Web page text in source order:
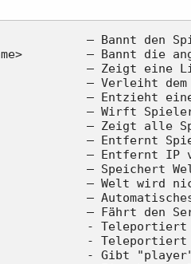
– Bannt den
– Bannt die
– Zeigt eine Liste
– Verleiht dem
– Entzieht einem
– Wirft Spieler
– Zeigt alle
– Entfernt
– Entfernt IP
– Speichert Welt
– Welt wird nicht
– Automatisches
– Fährt den
- Teleportiert
- Teleportiert
- Gibt "player"